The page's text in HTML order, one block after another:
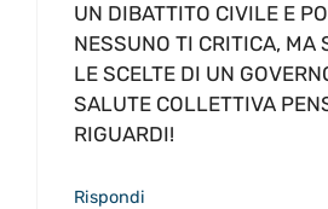
UN DIBATTITO CIVILE E
NESSUNO TI CRITICA, MA
LE SCELTE DI UN
SALUTE COLLETTIVA
RIGUARDI!
Rispondi